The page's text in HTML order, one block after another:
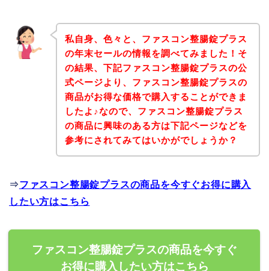
私自身、色々と、ファスコン整腸錠プラス
の年末セールの情報を調べてみました！そ
の結果、下記ファスコン整腸錠プラスの公
式ページより、ファスコン整腸錠プラスの
商品がお得な価格で購入することができま
したよ♪なので、ファスコン整腸錠プラス
の商品に興味のある方は下記ページなどを
参考にされてみてはいかがでしょうか？
⇒ファスコン整腸錠プラスの商品を今すぐお得に購入
したい方はこちら
ファスコン整腸錠プラスの商品を今すぐ
お得に購入したい方はこちら